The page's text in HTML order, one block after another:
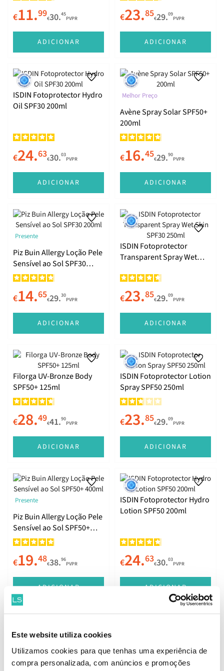
Este website utiliza cookies
Utilizamos cookies para que tenhas uma experiência de
compra personalizada, com anúncios e promoções
€11.99€30.45
PVPR
ADICIONAR
€23.85€29.09
PVPR
ADICIONAR
ISDIN Fotoprotector Hydro
Oil SPF30 200ml
€24.63€30.03
PVPR
ADICIONAR
Melhor Preço
Avène Spray Solar SPF50+
200ml
€16.45€29.90
PVPR
ADICIONAR
Presente
Piz Buin Allergy Loção Pele
Sensível ao Sol SPF30
200ml
€14.65€29.30
PVPR
ADICIONAR
ISDIN Fotoprotector
Transparent Spray Wet
€23.85€29.09
PVPR
ADICIONAR
Filorga UV-Bronze Body
SPF50+ 125ml
€28.49€41.90
PVPR
ADICIONAR
ISDIN Fotoprotector Lotion
Spray SPF50 250ml
€23.85€29.09
PVPR
ADICIONAR
Presente
Piz Buin Allergy Loção Pele
Sensível ao Sol SPF50+
400ml
€19.48€38.96
PVPR
ADICIONAR
ISDIN Fotoprotector Hydro
Lotion SPF50 200ml
€24.63€30.03
PVPR
ADICIONAR
Presente
Piz Buin Moisturising
Piz Buin Allergy Loção Pele
Sensível ao Sol SPF30